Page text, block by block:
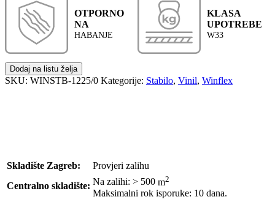
OTPORNO
NA
HABANJE
KLASA
UPOTREBE
W33
Dodaj na listu želja
SKU: WINSTB-1225/0 Kategorije: Stabilo, Vinil, Winflex
Skladište Zagreb:
Provjeri zalihu
Centralno skladište: Na zalihi: > 500 m2
Maksimalni rok isporuke: 10 dana.